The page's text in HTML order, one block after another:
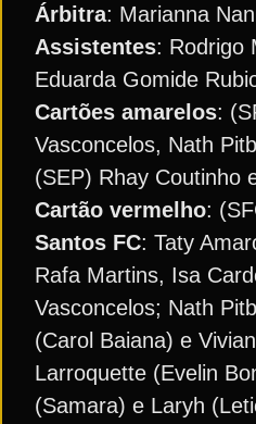
Árbitra: Marianna
Assistentes: Rodrigo
Eduarda Gomide
Cartões amarelos:
Vasconcelos, Nath
(SEP) Rhay Coutinho
Cartão vermelho:
Santos FC: Taty
Rafa Martins, Isa
Vasconcelos; Nath
(Carol Baiana) e
Larroquette (Evelin
(Samara) e Laryh